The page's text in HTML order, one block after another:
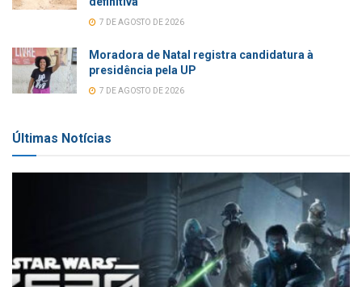
7 DE AGOSTO DE 2026
Moradora de Natal registra candidatura à
presidência pela UP
7 DE AGOSTO DE 2026
Últimas Notícias